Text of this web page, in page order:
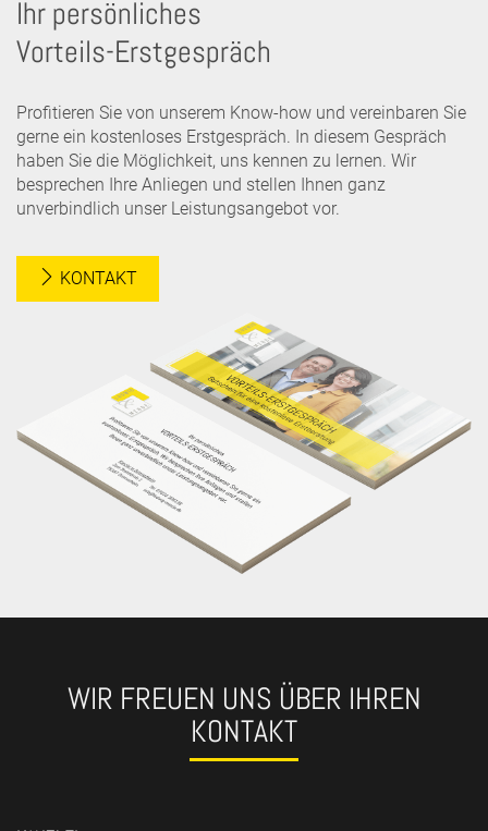
Ihr persönliches
Vorteils-Erstgespräch
Profitieren Sie von unserem Know-how und vereinbaren Sie
gerne ein kostenloses Erstgespräch. In diesem Gespräch
haben Sie die Möglichkeit, uns kennen zu lernen. Wir
besprechen Ihre Anliegen und stellen Ihnen ganz
unverbindlich unser Leistungsangebot vor.
KONTAKT
WIR FREUEN UNS ÜBER IHREN
KONTAKT